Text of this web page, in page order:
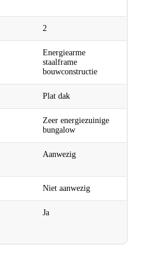
2
Energiearme
staalframe
bouwconstructie
Plat dak
Zeer energiezuinige
bungalow
Aanwezig
Niet aanwezig
Ja